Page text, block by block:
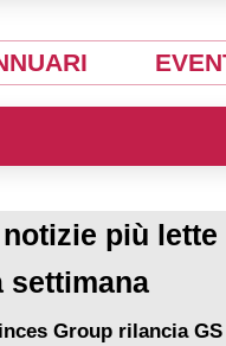
più lette
settimana
Group rilancia GS